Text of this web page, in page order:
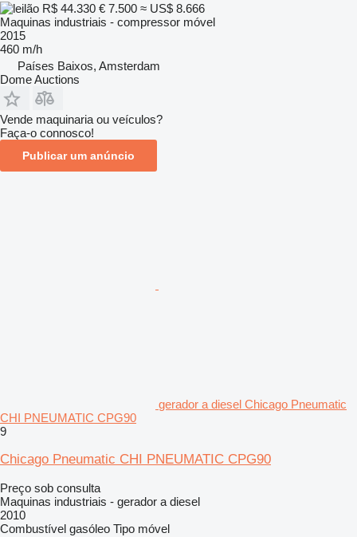
R$ 44.330 € 7.500 ≈ US$ 8.666
Maquinas industriais - compressor móvel
2015
460 m/h
Países Baixos, Amsterdam
Dome Auctions
Vende maquinaria ou veículos?
Faça-o connosco!
Publicar um anúncio
gerador a diesel Chicago Pneumatic
CHI PNEUMATIC CPG90
9
Chicago Pneumatic CHI PNEUMATIC CPG90
Preço sob consulta
Maquinas industriais - gerador a diesel
2010
Combustível gasóleo Tipo móvel